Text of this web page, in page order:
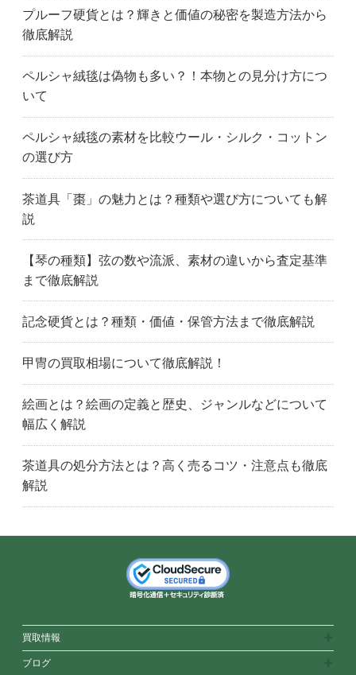
プルーフ硬貨とは？輝きと価値の秘密を製造方法から
徹底解説
ペルシャ絨毯は偽物も多い？！本物との見分け方につ
いて
ペルシャ絨毯の素材を比較ウール・シルク・コットン
の選び方
茶道具「棗」の魅力とは？種類や選び方についても解
説
【琴の種類】弦の数や流派、素材の違いから査定基準
まで徹底解説
記念硬貨とは？種類・価値・保管方法まで徹底解説
甲冑の買取相場について徹底解説！
絵画とは？絵画の定義と歴史、ジャンルなどについて
幅広く解説
茶道具の処分方法とは？高く売るコツ・注意点も徹底
解説
買取情報
ブログ